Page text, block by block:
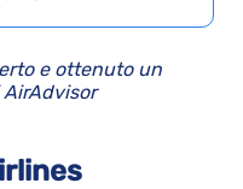
e ottenuto un